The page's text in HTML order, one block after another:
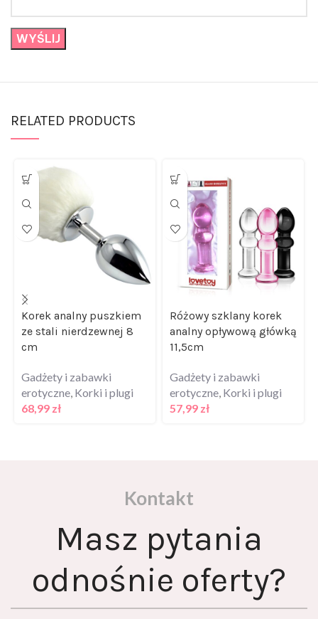
Korek analny puszkiem
ze stali nierdzewnej 8
cm
erotyczne ,Korki i plugi
68,99zł
analny opływową główką
11,5cm
erotyczne ,Korki i plugi
57,99zł
Masz pytania
odnośnie oferty?
Skontaktuj się z nami za pomocą formularza